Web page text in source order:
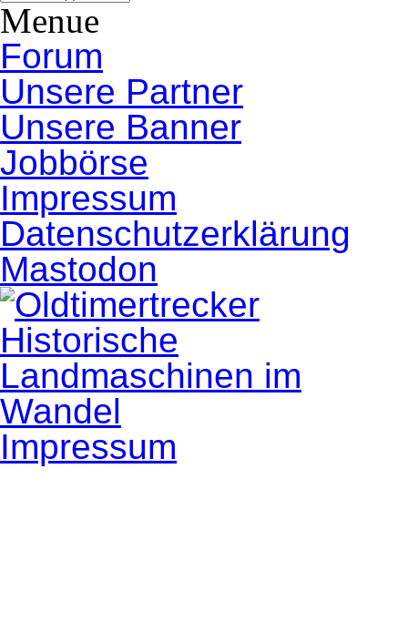
Menue
Forum
Unsere Partner
Unsere Banner
Jobbörse
Impressum
Datenschutzerklärung
Mastodon
Impressum